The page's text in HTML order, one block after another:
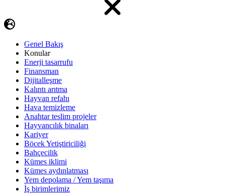
Genel Bakış
Konular
Enerji tasarrufu
Finansman
Dijitalleşme
Kalıntı arıtma
Hayvan refahı
Hava temizleme
Anahtar teslim projeler
Hayvancılık binaları
Kariyer
Böcek Yetiştiriciliği
Bahçecilik
Kümes iklimi
Kümes aydınlatması
Yem depolama / Yem taşıma
İş birimlerimiz